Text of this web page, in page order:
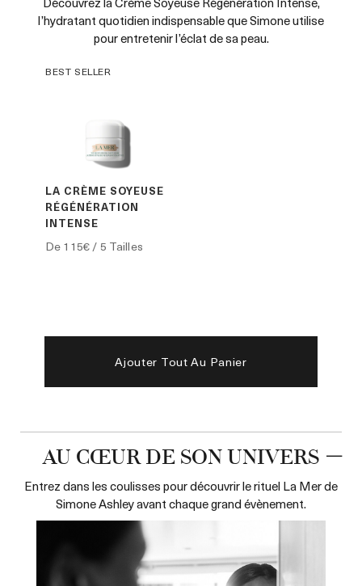
l’hydratant quotidien indispensable que Simone utilise
pour entretenir l’éclat de sa peau.
BEST SELLER
LA CRÈME SOYEUSE
RÉGÉNÉRATION
INTENSE
De115€/ 5 Tailles
Ajouter Tout Au Panier
AU CŒUR DE SON UNIVERS
Entrez dans les coulisses pour découvrir le rituel La Mer de
Simone Ashley avant chaque grand évènement.